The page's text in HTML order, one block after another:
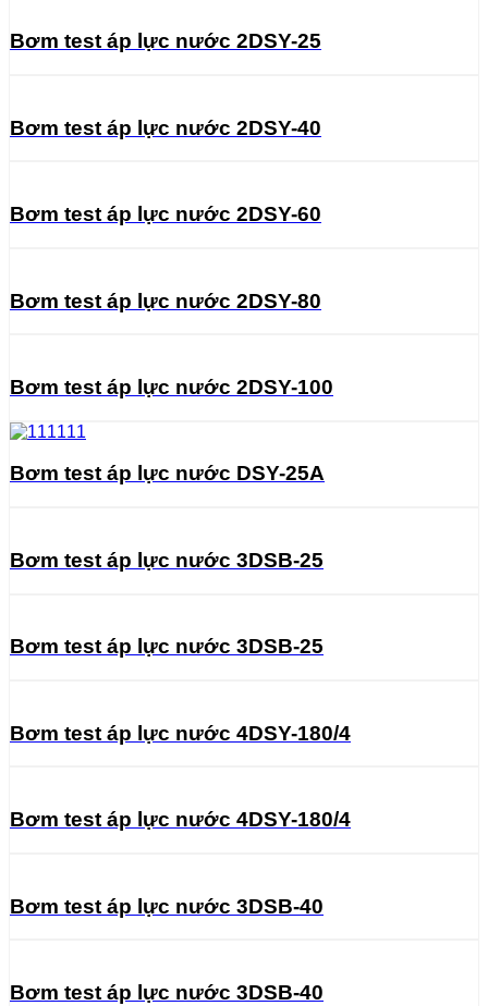
Bơm test áp lực nước 2DSY-25
Bơm test áp lực nước 2DSY-40
Bơm test áp lực nước 2DSY-60
Bơm test áp lực nước 2DSY-80
Bơm test áp lực nước 2DSY-100
Bơm test áp lực nước DSY-25A
Bơm test áp lực nước 3DSB-25
Bơm test áp lực nước 3DSB-25
Bơm test áp lực nước 4DSY-180/4
Bơm test áp lực nước 4DSY-180/4
Bơm test áp lực nước 3DSB-40
Bơm test áp lực nước 3DSB-40